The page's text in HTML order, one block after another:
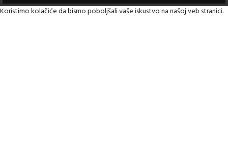
Koristimo kolačiće da bismo poboljšali vaše iskustvo na našoj veb stranici.